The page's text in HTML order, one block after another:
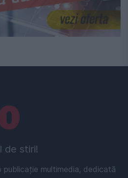
de stiri!
publicație multimedia, dedicată